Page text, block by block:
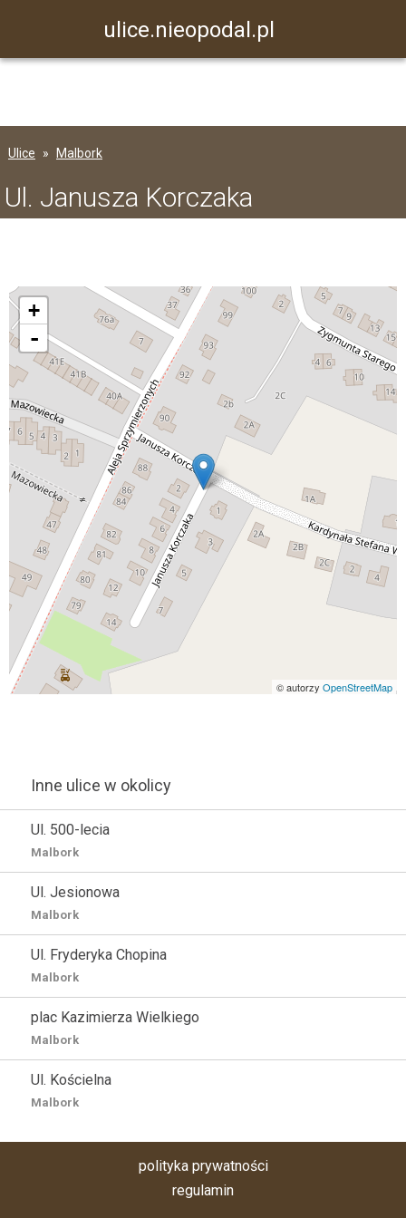
ulice.nieopodal.pl
Ulice Malbork
Ul. Janusza Korczaka
+
-
© autorzy OpenStreetMap
Inne ulice w okolicy
Ul. 500-lecia
Malbork
Ul. Jesionowa
Malbork
Ul. Fryderyka Chopina
Malbork
plac Kazimierza Wielkiego
Malbork
Ul. Kościelna
Malbork
polityka prywatności
regulamin